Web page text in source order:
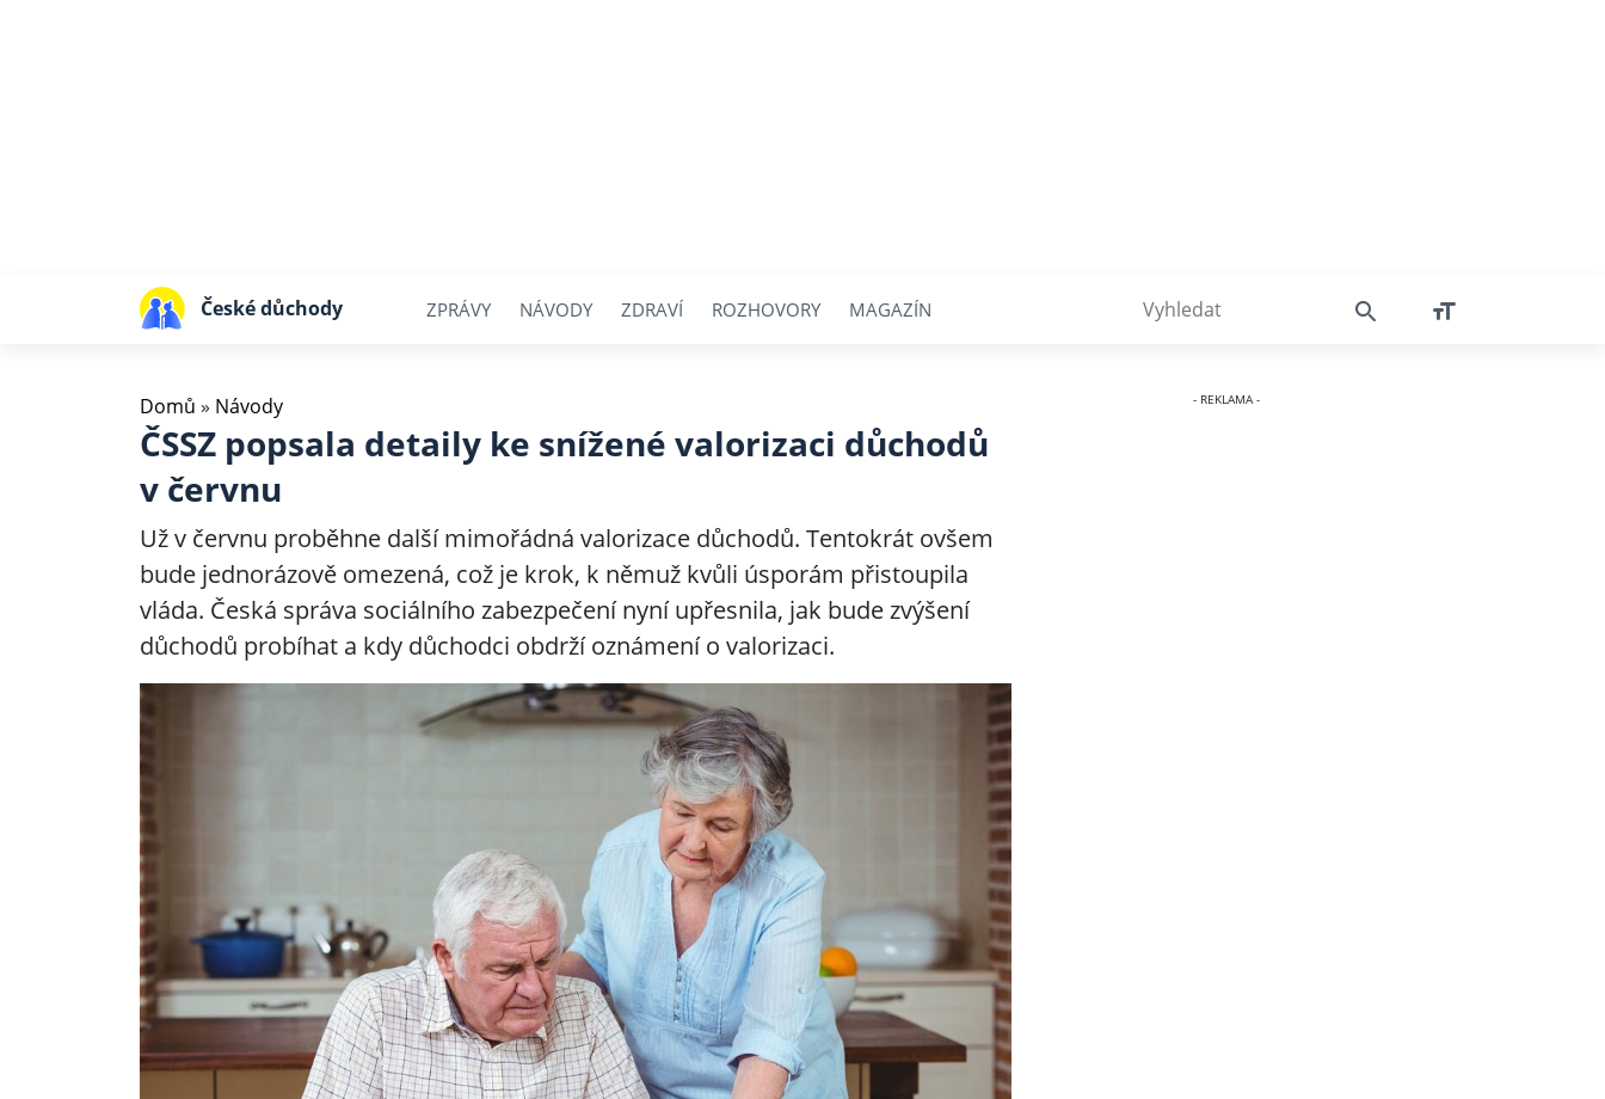
České důchody ZPRÁVY NÁVODY ZDRAVÍ ROZHOVORY MAGAZÍN
Domů » Návody
ČSSZ popsala detaily ke snížené valorizaci důchodů
v červnu
Už v červnu proběhne další mimořádná valorizace důchodů. Tentokrát ovšem
bude jednorázově omezená, což je krok, k němuž kvůli úsporám přistoupila
vláda. Česká správa sociálního zabezpečení nyní upřesnila, jak bude zvýšení
důchodů probíhat a kdy důchodci obdrží oznámení o valorizaci.